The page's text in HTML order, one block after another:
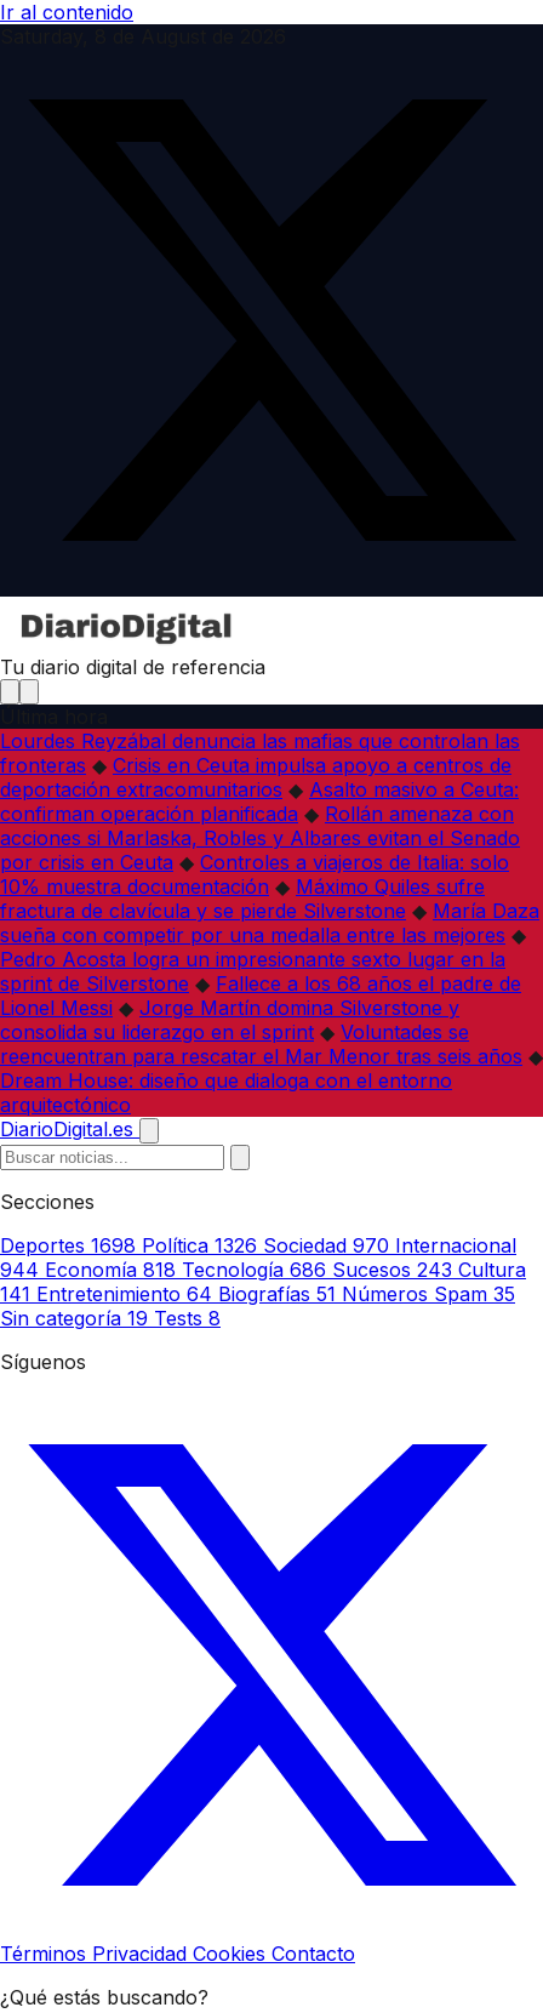
Ir al contenido
Tu diario digital de referencia
Lourdes Reyzábal denuncia las mafias que controlan las
fronteras ◆ Crisis en Ceuta impulsa apoyo a centros de
deportación extracomunitarios ◆ Asalto masivo a Ceuta:
confirman operación planificada ◆ Rollán amenaza con
acciones si Marlaska, Robles y Albares evitan el Senado
por crisis en Ceuta ◆ Controles a viajeros de Italia: solo
10% muestra documentación ◆ Máximo Quiles sufre
fractura de clavícula y se pierde Silverstone ◆ María Daza
sueña con competir por una medalla entre las mejores ◆
Pedro Acosta logra un impresionante sexto lugar en la
sprint de Silverstone ◆ Fallece a los 68 años el padre de
Lionel Messi ◆ Jorge Martín domina Silverstone y
consolida su liderazgo en el sprint ◆ Voluntades se
reencuentran para rescatar el Mar Menor tras seis años ◆
Dream House: diseño que dialoga con el entorno
arquitectónico
DiarioDigital.es
Secciones
Deportes 1698 Política 1326 Sociedad 970 Internacional
944 Economía 818 Tecnología 686 Sucesos 243 Cultura
141 Entretenimiento 64 Biografías 51 Números Spam 35
Sin categoría 19 Tests 8
Síguenos
Términos Privacidad Cookies Contacto
¿Qué estás buscando?